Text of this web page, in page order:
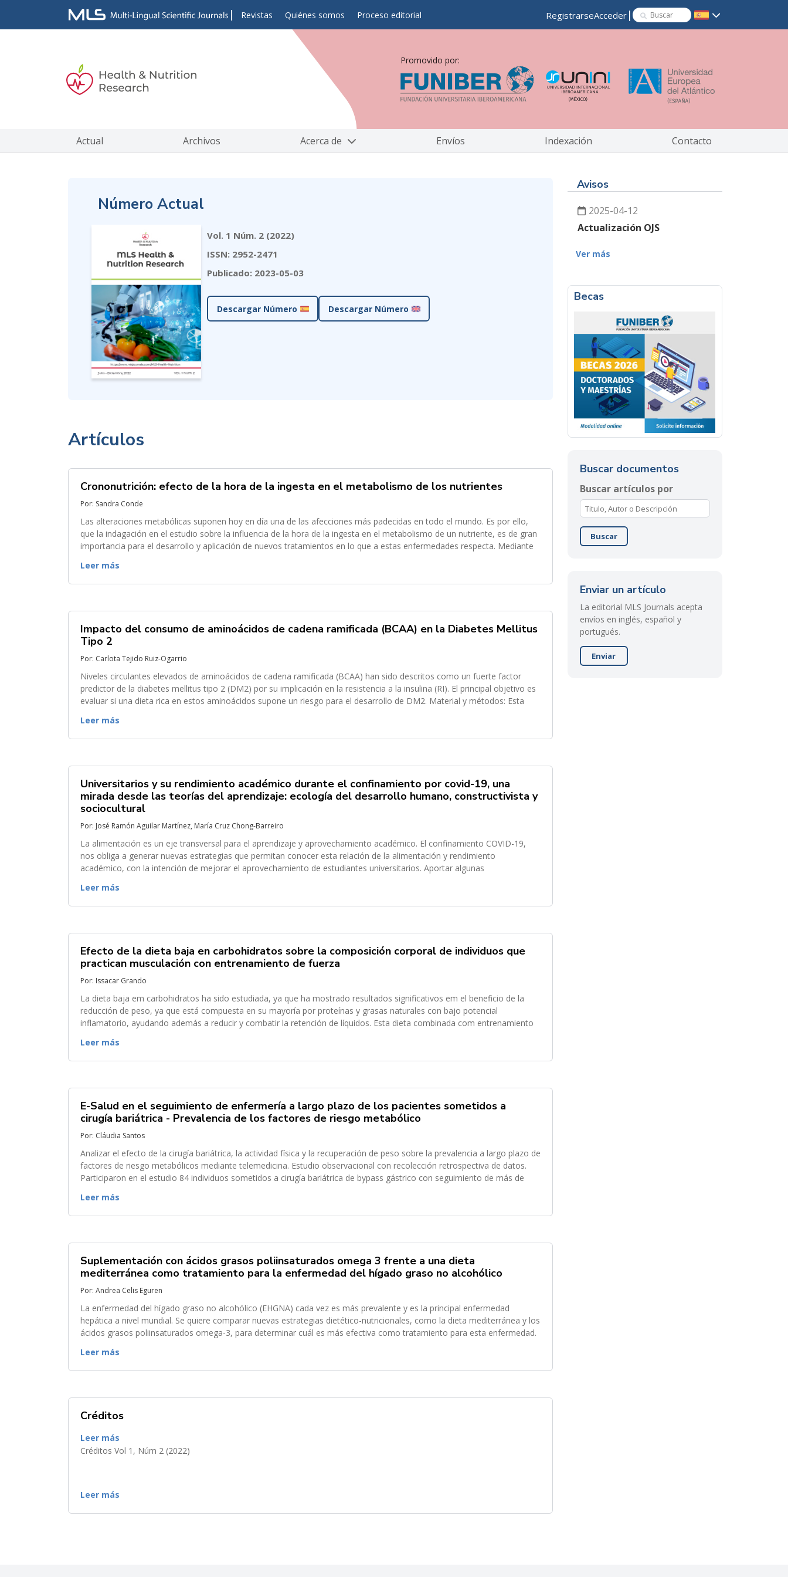
| Revistas Quiénes somos Proceso editorial RegistrarseAcceder |
Promovido por:
Actual Archivos Acerca de Envíos Indexación Contacto
Número Actual
Vol. 1 Núm. 2 (2022)
ISSN: 2952-2471
Publicado: 2023-05-03
Descargar Número Descargar Número
Artículos
Crononutrición: efecto de la hora de la ingesta en el metabolismo de los nutrientes
Por: Sandra Conde
Las alteraciones metabólicas suponen hoy en día una de las afecciones más padecidas en todo el mundo. Es por ello,
que la indagación en el estudio sobre la influencia de la hora de la ingesta en el metabolismo de un nutriente, es de gran
importancia para el desarrollo y aplicación de nuevos tratamientos en lo que a estas enfermedades respecta. Mediante
Leer más
Impacto del consumo de aminoácidos de cadena ramificada (BCAA) en la Diabetes Mellitus
Tipo 2
Por: Carlota Tejido Ruiz-Ogarrio
Niveles circulantes elevados de aminoácidos de cadena ramificada (BCAA) han sido descritos como un fuerte factor
predictor de la diabetes mellitus tipo 2 (DM2) por su implicación en la resistencia a la insulina (RI). El principal objetivo es
evaluar si una dieta rica en estos aminoácidos supone un riesgo para el desarrollo de DM2. Material y métodos: Esta
Leer más
Universitarios y su rendimiento académico durante el confinamiento por covid-19, una
mirada desde las teorías del aprendizaje: ecología del desarrollo humano, constructivista y
sociocultural
Por: José Ramón Aguilar Martínez, María Cruz Chong-Barreiro
La alimentación es un eje transversal para el aprendizaje y aprovechamiento académico. El confinamiento COVID-19,
nos obliga a generar nuevas estrategias que permitan conocer esta relación de la alimentación y rendimiento
académico, con la intención de mejorar el aprovechamiento de estudiantes universitarios. Aportar algunas
Leer más
Efecto de la dieta baja en carbohidratos sobre la composición corporal de individuos que
practican musculación con entrenamiento de fuerza
Por: Issacar Grando
La dieta baja em carbohidratos ha sido estudiada, ya que ha mostrado resultados significativos em el beneficio de la
reducción de peso, ya que está compuesta en su mayoría por proteínas y grasas naturales con bajo potencial
inflamatorio, ayudando además a reducir y combatir la retención de líquidos. Esta dieta combinada com entrenamiento
Leer más
E-Salud en el seguimiento de enfermería a largo plazo de los pacientes sometidos a
cirugía bariátrica - Prevalencia de los factores de riesgo metabólico
Por: Cláudia Santos
Analizar el efecto de la cirugía bariátrica, la actividad física y la recuperación de peso sobre la prevalencia a largo plazo de
factores de riesgo metabólicos mediante telemedicina. Estudio observacional con recolección retrospectiva de datos.
Participaron en el estudio 84 individuos sometidos a cirugía bariátrica de bypass gástrico con seguimiento de más de
Leer más
Suplementación con ácidos grasos poliinsaturados omega 3 frente a una dieta
mediterránea como tratamiento para la enfermedad del hígado graso no alcohólico
Por: Andrea Celis Eguren
La enfermedad del hígado graso no alcohólico (EHGNA) cada vez es más prevalente y es la principal enfermedad
hepática a nivel mundial. Se quiere comparar nuevas estrategias dietético-nutricionales, como la dieta mediterránea y los
ácidos grasos poliinsaturados omega-3, para determinar cuál es más efectiva como tratamiento para esta enfermedad.
Leer más
Créditos
Leer más
Créditos Vol 1, Núm 2 (2022)
Leer más
Avisos
2025-04-12
Actualización OJS
Ver más
Becas
Buscar documentos
Buscar artículos por
Buscar
Enviar un artículo
La editorial MLS Journals acepta
envíos en inglés, español y
portugués.
Enviar